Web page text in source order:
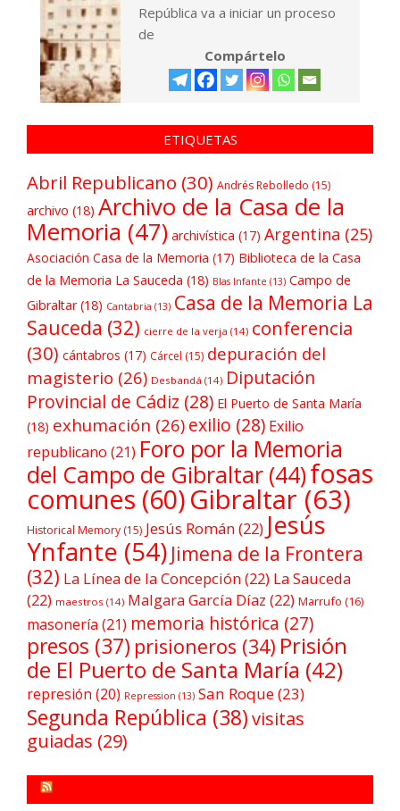
República va a iniciar un proceso
de
Compártelo
ETIQUETAS
Abril Republicano (30) Andrés Rebolledo (15)
archivo (18) Archivo de la Casa de la
Memoria (47) archivística (17) Argentina (25)
Asociación Casa de la Memoria (17) Biblioteca de la Casa
de la Memoria La Sauceda (18) Blas Infante (13) Campo de
Gibraltar(18) Cantabria (13) Casa de la Memoria La
Sauceda (32) cierre de la verja (14) conferencia
(30) cántabros (17) Cárcel (15) depuración del
magisterio (26) Desbandá (14) Diputación
Provincial de Cádiz (28) El Puerto de Santa María
(18) exhumación (26) exilio (28) Exilio
republicano (21) Foro por la Memoria
del Campo de Gibraltar (44)fosas
comunes (60)Gibraltar(63)
Historical Memory (15) Jesús Román(22) Jesús
Ynfante (54) Jimena de la Frontera
(32) La Línea de la Concepción(22) La Sauceda
(22) maestros (14) Malgara García Díaz (22) Marrufo (16)
masonería (21) memoria histórica (27)
presos (37) prisioneros (34) Prisión
de El Puerto de Santa María (42)
represión (20) Repression (13) San Roque(23)
Segunda República (38)visitas
guiadas (29)